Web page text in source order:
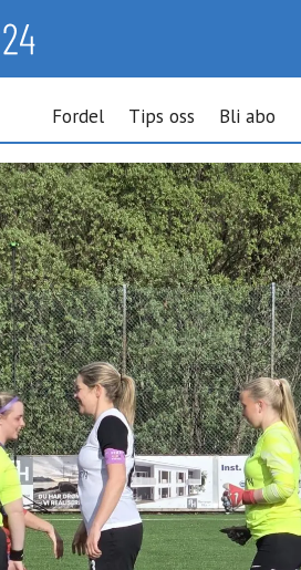
Fordel Tips oss Bli abo